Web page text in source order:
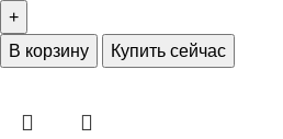
В корзину Купить сейчас